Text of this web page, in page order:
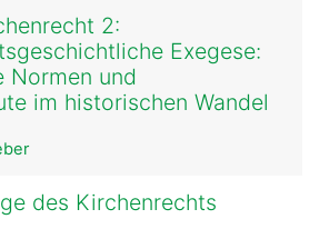
2:
Exegese:
Normen und
im historischen Wandel
des Kirchenrechts